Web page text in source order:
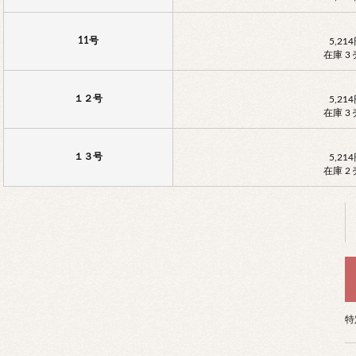
11号
5,214
在庫 3
１２号
5,214
在庫 3
１３号
5,214
在庫 2
特